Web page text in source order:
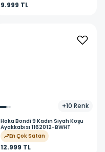
9.999 TL
+10 Renk
HokaBondi 9 Kadın Siyah Koşu
Ayakkabısı 1162012-BWHT
En Çok Satan
12.999 TL